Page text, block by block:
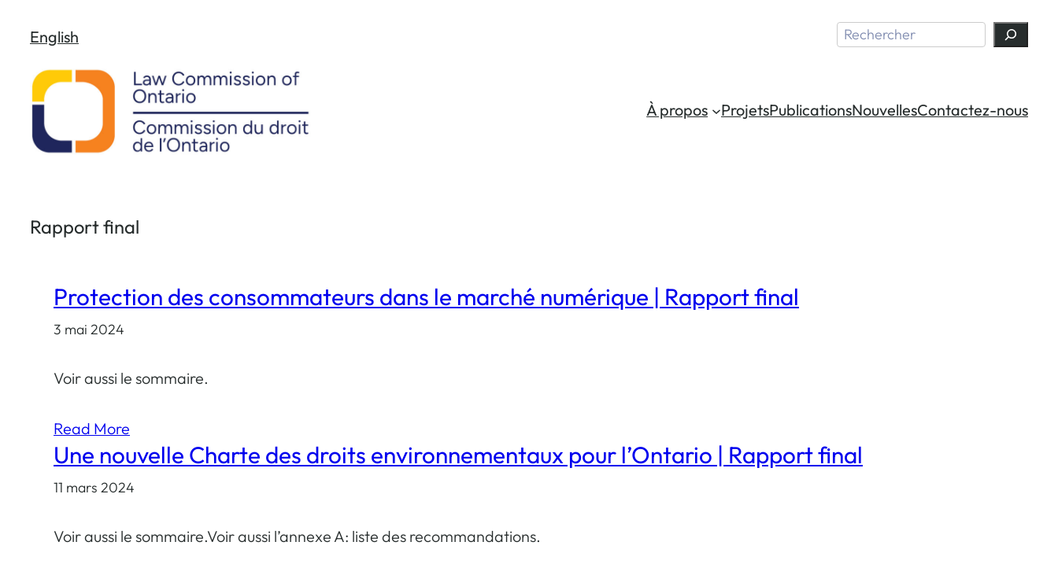
contenu
English Search
À propos ProjetsPublicationsNouvellesContactez-nous
Rapport final
Protection des consommateurs dans le marché numérique | Rapport final
3 mai 2024
Voir aussi le sommaire.
Read More
Une nouvelle Charte des droits environnementaux pour l’Ontario | Rapport final
11 mars 2024
Voir aussi le sommaire.Voir aussi l’annexe A: liste des recommandations.